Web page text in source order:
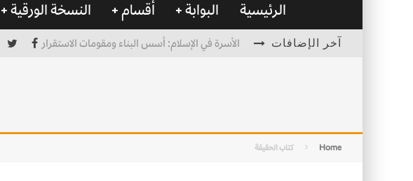
الرئيسية البوابة أقسام النسخة الورقية
آخر الإضافات الأسرة في الإسلام: أسس البناء ومقومات الاستقرار
Home كتاب الحقيقة